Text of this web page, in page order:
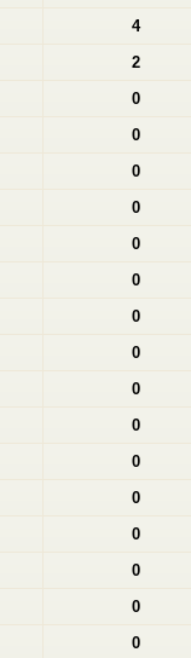
4
2
0
0
0
0
0
0
0
0
0
0
0
0
0
0
0
0